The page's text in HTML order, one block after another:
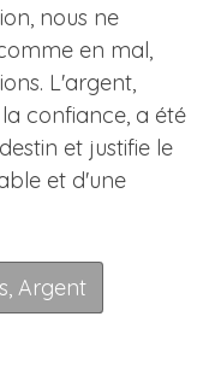
nous ne
en mal,
L'argent,
confiance, a été
et justifie le
et d'une
Argent